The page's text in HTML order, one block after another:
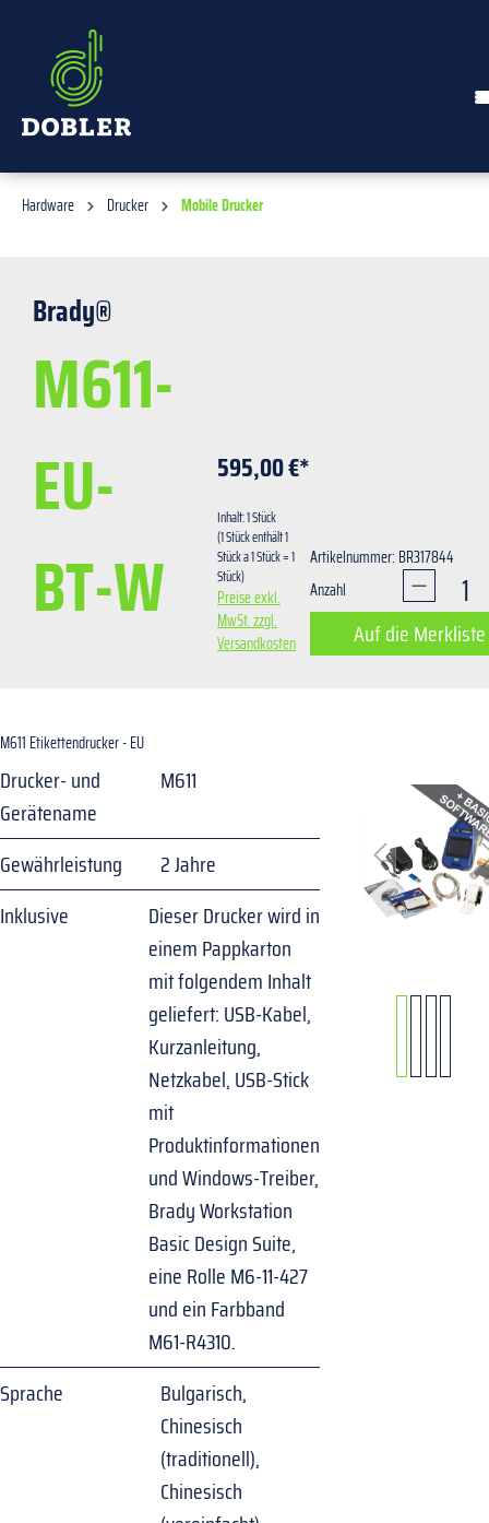
Hardware Drucker Mobile Drucker
Brady®
M611-
EU-
BT-W
595,00 €*
Inhalt:1 Stück
(1 Stück enthält 1
Stück a 1 Stück = 1
Stück)
Preise exkl.
MwSt. zzgl.
Versandkosten
Artikelnummer: BR317844
Anzahl
Produkt
Auf die Merkliste
M611 Etikettendrucker - EU
Drucker- und
Gerätename
M611
Gewährleistung
2 Jahre
Inklusive
Dieser Drucker wird in
einem Pappkarton
mit folgendem Inhalt
geliefert: USB-Kabel,
Kurzanleitung,
Netzkabel, USB-Stick
mit
Produktinformationen
und Windows-Treiber,
Brady Workstation
Basic Design Suite,
eine Rolle M6-11-427
und ein Farbband
M61-R4310.
Sprache
Bulgarisch,
Chinesisch
(traditionell),
Chinesisch